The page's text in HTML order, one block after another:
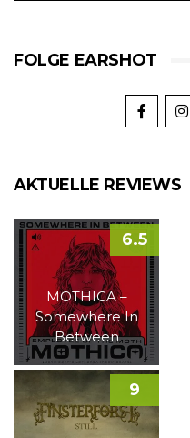
FOLGE EARSHOT
AKTUELLE REVIEWS
MOTHICA –
Somewhere In
Between
6.5
9